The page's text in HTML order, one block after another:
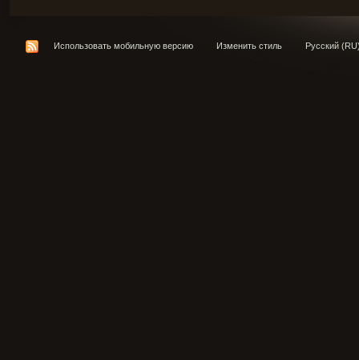
Использовать мобильную версию Изменить стиль Русский